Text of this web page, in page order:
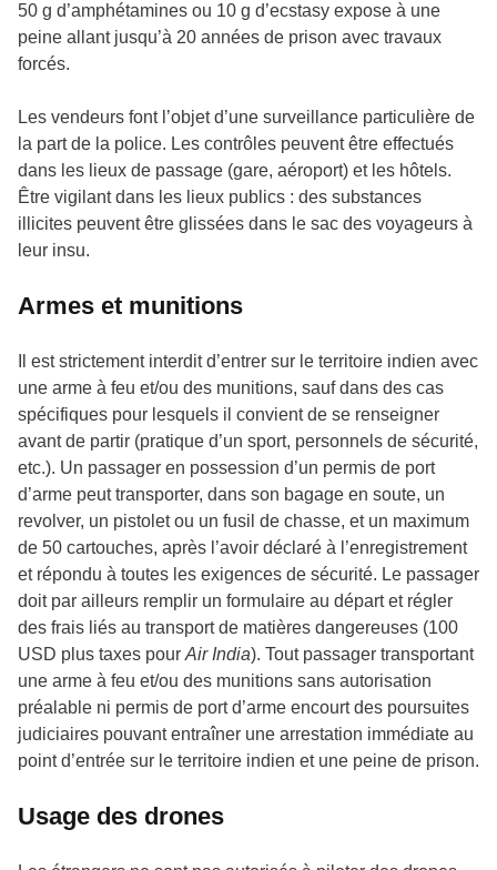
50 g d’amphétamines ou 10 g d’ecstasy expose à une
peine allant jusqu’à 20 années de prison avec travaux
forcés.
Les vendeurs font l’objet d’une surveillance particulière de
la part de la police. Les contrôles peuvent être effectués
dans les lieux de passage (gare, aéroport) et les hôtels.
Être vigilant dans les lieux publics : des substances
illicites peuvent être glissées dans le sac des voyageurs à
leur insu.
Armes et munitions
Il est strictement interdit d’entrer sur le territoire indien avec
une arme à feu et/ou des munitions, sauf dans des cas
spécifiques pour lesquels il convient de se renseigner
avant de partir (pratique d’un sport, personnels de sécurité,
etc.). Un passager en possession d’un permis de port
d’arme peut transporter, dans son bagage en soute, un
revolver, un pistolet ou un fusil de chasse, et un maximum
de 50 cartouches, après l’avoir déclaré à l’enregistrement
et répondu à toutes les exigences de sécurité. Le passager
doit par ailleurs remplir un formulaire au départ et régler
des frais liés au transport de matières dangereuses (100
USD plus taxes pour Air India). Tout passager transportant
une arme à feu et/ou des munitions sans autorisation
préalable ni permis de port d’arme encourt des poursuites
judiciaires pouvant entraîner une arrestation immédiate au
point d’entrée sur le territoire indien et une peine de prison.
Usage des drones